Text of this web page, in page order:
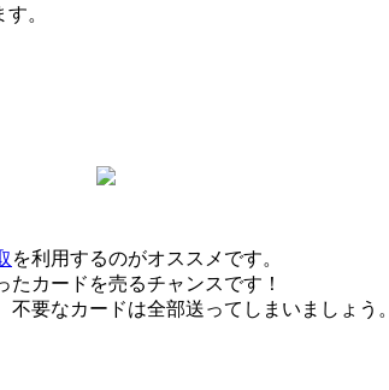
。
を利用するのがオススメです。
カードを売るチャンスです！
要なカードは全部送ってしまいましょう。